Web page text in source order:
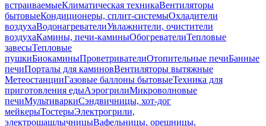
встраиваемыеКлиматическая техникаВентиляторы
бытовыеКондиционеры, сплит-системыОхладители
воздухаВодонагревателиУвлажнители, очистители
воздухаКамины, печи-каминыОбогревателиТепловые
завесыТепловые
пушкиБиокаминыПроветривателиОтопительные печиБанные
печиПорталы для каминовВентиляторы вытяжные
МетеостанцииГазовые баллоны бытовыеТехника для
приготовления едыАэрогрилиМикроволновые
печиМультиваркиСэндвичницы, хот-дог
мейкерыТостерыЭлектрогрили,
электрошашлычницыВафельницы, орешницы,